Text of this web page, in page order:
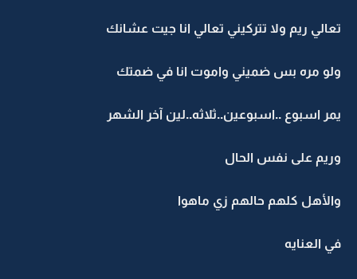
تعالي ريم ولا تتركيني تعالي انا جيت عشانك
ولو مره بس ضميني واموت انا في ضمتك
يمر اسبوع ..اسبوعين..ثلاثه..لين آخر الشهر
وريم على نفس الحال
والأهل كلهم حالهم زي ماهوا
في العنايه